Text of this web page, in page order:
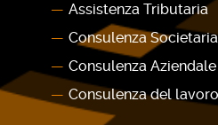
Assistenza Tributaria
Consulenza Societaria
Consulenza Aziendale
Consulenza del lavoro